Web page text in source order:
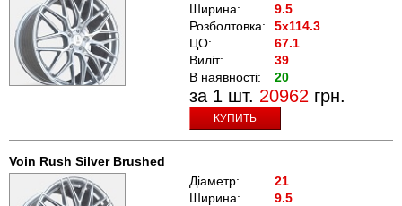
Ширина:
9.5
Розболтовка:
5x114.3
ЦО:
67.1
Виліт:
39
В наявності:
20
за 1 шт. 20962 грн.
КУПИТЬ
Voin Rush Silver Brushed
Діаметр:
21
Ширина:
9.5